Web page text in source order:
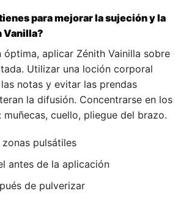
para mejorar la sujeción y la
Vanilla?
óptima, aplicar Zénith Vainilla sobre
Utilizar una loción corporal
notas y evitar las prendas
la difusión. Concentrarse en los
cuello, pliegue del brazo.
pulsátiles
antes de la aplicación
de pulverizar